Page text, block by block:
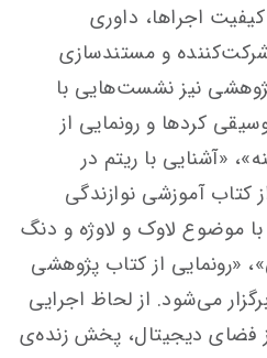
اجراها، داوری
و مستندسازی
نیز نشست‌هایی با
کردها و رونمایی از
«آشنایی با ریتم در
کتاب آموزشی نوازندگی
موضوع لاوک و لاوژه و دنگ
«رونمایی از کتاب پژوهشی
می‌شود. از لحاظ اجرایی
از فضای دیجیتال، پخش زنده‌ی